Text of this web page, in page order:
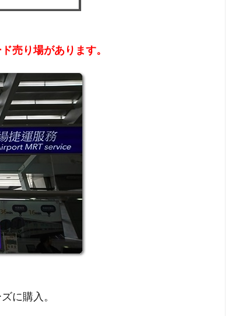
売り場があります。
に購入。